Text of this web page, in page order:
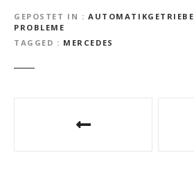
GEPOSTET IN AUTOMATIKGETRIEBE
PROBLEME
TAGGED
MERCEDES